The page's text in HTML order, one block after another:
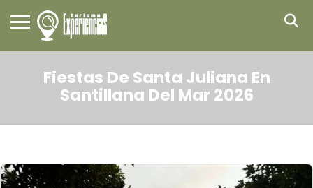
Fiestas De Santa Juliana En
Santillana Del Mar 2026